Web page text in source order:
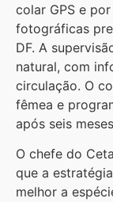
colar GPS e
fotográficas
DF. A
natural, com
circulação. O
fêmea e
após seis
O chefe do
que a
melhor a